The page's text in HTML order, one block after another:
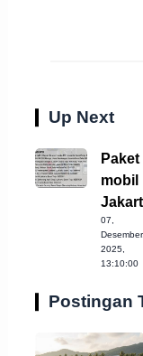
Up Next
mobil
07,
Desember,
2025,
13:10:00
Postingan